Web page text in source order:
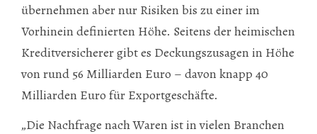
übernehmen aber nur Risiken bis zu einer im
Vorhinein definierten Höhe. Seitens der heimischen
Kreditversicherer gibt es Deckungszusagen in Höhe
von rund 56 Milliarden Euro – davon knapp 40
Milliarden Euro für Exportgeschäfte.
„Die Nachfrage nach Waren ist in vielen Branchen